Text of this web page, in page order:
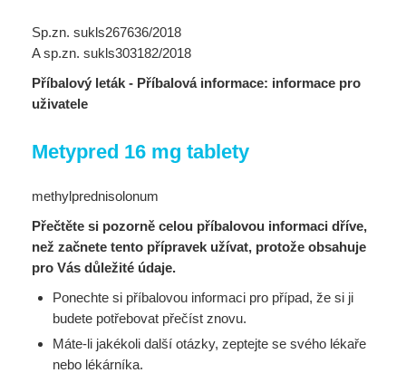
Sp.zn. sukls267636/2018
A sp.zn. sukls303182/2018
Příbalový leták - Příbalová informace: informace pro
uživatele
Metypred 16 mg tablety
methylprednisolonum
Přečtěte si pozorně celou příbalovou informaci dříve,
než začnete tento přípravek užívat, protože obsahuje
pro Vás důležité údaje.
Ponechte si příbalovou informaci pro případ, že si ji
budete potřebovat přečíst znovu.
Máte-li jakékoli další otázky, zeptejte se svého lékaře
nebo lékárníka.